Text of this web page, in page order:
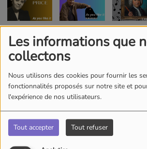
Les informations que
collectons
Nous utilisons des cookies pour fournir les
fonctionnalités proposés sur notre site et
l'expérience de nos utilisateurs.
Tout accepter Tout refuser